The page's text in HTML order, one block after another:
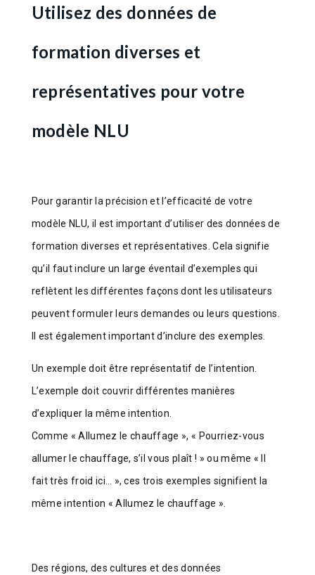
Utilisez des données de
formation diverses et
représentatives pour votre
modèle NLU
Pour garantir la précision et l’efficacité de votre
modèle NLU, il est important d’utiliser des données de
formation diverses et représentatives. Cela signifie
qu’il faut inclure un large éventail d’exemples qui
reflètent les différentes façons dont les utilisateurs
peuvent formuler leurs demandes ou leurs questions.
Il est également important d’inclure des exemples.
Un exemple doit être représentatif de l’intention.
L’exemple doit couvrir différentes manières
d’expliquer la même intention.
Comme « Allumez le chauffage », « Pourriez-vous
allumer le chauffage, s’il vous plaît ! » ou même « Il
fait très froid ici… », ces trois exemples signifient la
même intention « Allumez le chauffage ».
Des régions, des cultures et des données